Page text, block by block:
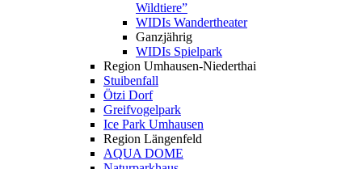
Wildtiere”
WIDIs Wandertheater
Ganzjährig
WIDIs Spielpark
Region Umhausen-Niederthai
Stuibenfall
Ötzi Dorf
Greifvogelpark
Ice Park Umhausen
Region Längenfeld
AQUA DOME